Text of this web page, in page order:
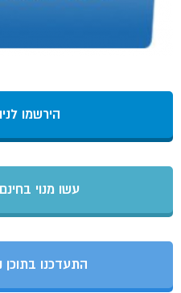
הירשמו
עשו מנוי
התעדכנו